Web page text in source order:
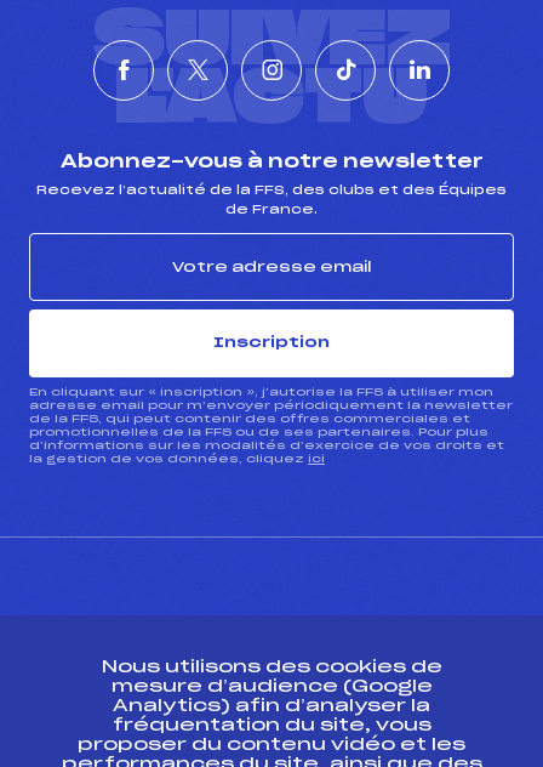
SUIVEZ
L'ACTU
Abonnez-vous à notre newsletter
Recevez l’actualité de la FFS, des clubs et des Équipes
de France.
Inscription
En cliquant sur « inscription », j’autorise la FFS à utiliser mon
adresse email pour m’envoyer périodiquement la newsletter
de la FFS, qui peut contenir des offres commerciales et
promotionnelles de la FFS ou de ses partenaires. Pour plus
d’informations sur les modalités d’exercice de vos droits et
la gestion de vos données, cliquez ici
Ressources
Nous utilisons des cookies de
mesure d’audience (Google
Analytics) afin d’analyser la
fréquentation du site, vous
proposer du contenu vidéo et les